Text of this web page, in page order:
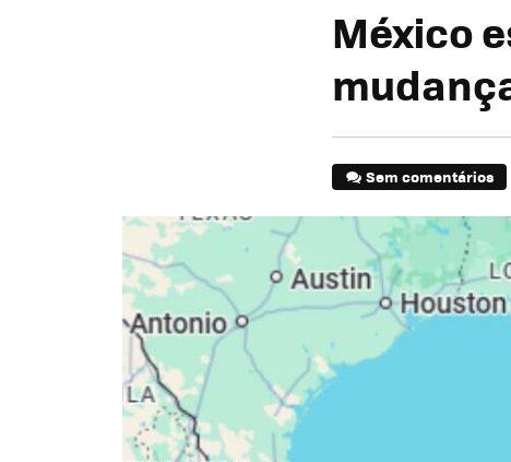
México
Sem comentários